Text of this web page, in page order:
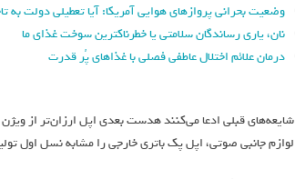
وضعیت بحرانی پروازهای هوایی آمریکا: آیا تعطیلی دولت به
نان، یاری رساندگان سلامتی یا خطرناکترین سوخت غذای ما
درمان علائم اختلال عاطفی فصلی با غذاهای پُر قدرت
شایعه‌های قبلی ادعا می‌کنند هدست بعدی اپل ارزان‌تر از
لوازم جانبی صوتی، اپل پک باتری خارجی را مشابه نسل اول